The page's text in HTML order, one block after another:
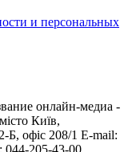
и персональных
онлайн-медиа -
Київ,
офіс 208/1 E-mail:
044-205-43-00